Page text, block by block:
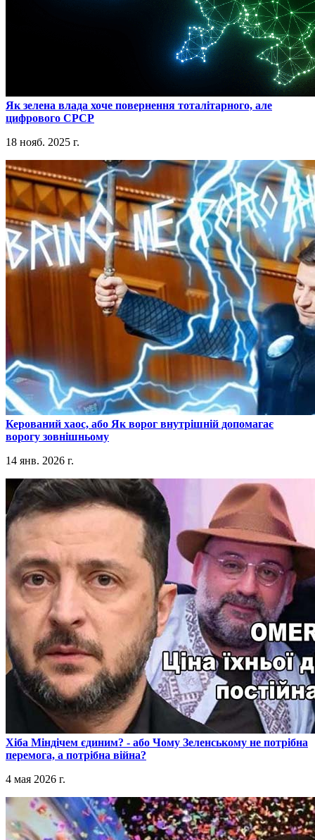
​Як зелена влада хоче повернення тоталітарного, але
цифрового СРСР
18 нояб. 2025 г.
​Керований хаос, або Як ворог внутрішній допомагає
ворогу зовнішньому
14 янв. 2026 г.
​Хіба Міндічем єдиним? - або Чому Зеленському не потрібна
перемога, а потрібна війна?
4 мая 2026 г.